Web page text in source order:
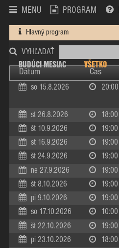
MENU PROGRAM
Hlavný program
VYHĽADAŤ
BUDÚCI MESIAC
VŠETKO
Dátum Čas
so 15.8.2026 20:00
st 26.8.2026 18:00
št 10.9.2026 19:00
st 16.9.2026 19:00
št 24.9.2026 19:00
ne 27.9.2026 19:00
št 8.10.2026 19:00
pi 9.10.2026 19:00
so 17.10.2026 10:00
št 22.10.2026 19:00
pi 23.10.2026 18:00